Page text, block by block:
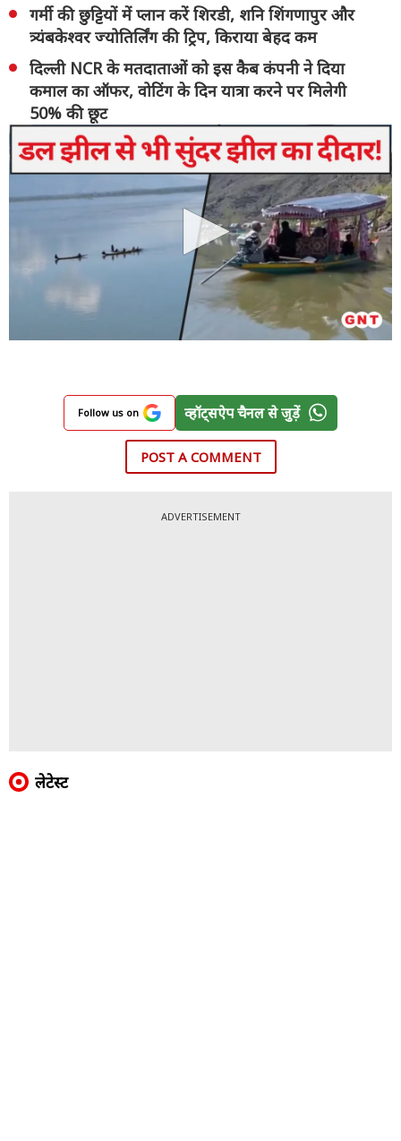
गर्मी की छुट्टियों में प्लान करें शिरडी, शनि शिंगणापुर और
त्र्यंबकेश्वर ज्योतिर्लिंग की ट्रिप, किराया बेहद कम
दिल्ली NCR के मतदाताओं को इस कैब कंपनी ने दिया
कमाल का ऑफर, वोटिंग के दिन यात्रा करने पर मिलेगी
50% की छूट
Follow us on व्हॉट्सऐप चैनल से जुड़ें
POST A COMMENT
ADVERTISEMENT
लेटेस्ट